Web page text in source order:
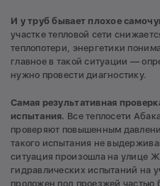
И у труб бывает плохое
участке тепловой сети
теплопотери, энергетики
главное в такой ситуации —
нужно провести диагностику.
Самая результативная
испытания. Все теплосети
проверяют повышенным
такого испытания не
ситуация произошла на улице
гидравлических испытаний на
проложен под проезжей частью